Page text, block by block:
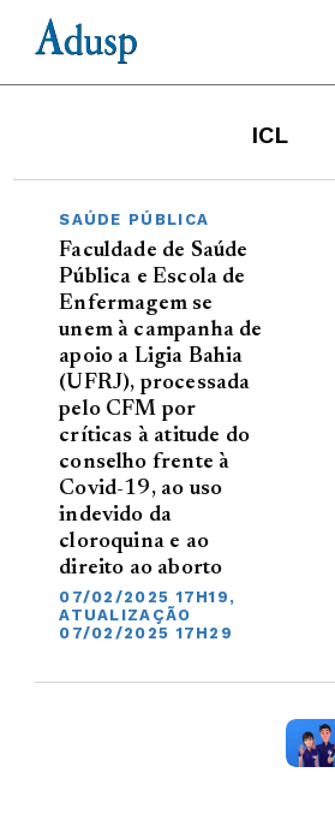
ICL
SAÚDE PÚBLICA
Faculdade de Saúde
Pública e Escola de
Enfermagem se
unem à campanha de
apoio a Ligia Bahia
(UFRJ), processada
pelo CFM por
críticas à atitude do
conselho frente à
Covid-19, ao uso
indevido da
cloroquina e ao
direito ao aborto
07/02/2025 17H19,
ATUALIZAÇÃO
07/02/2025 17H29